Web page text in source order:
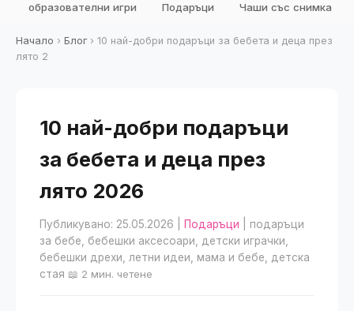
🔍 Намери продукт
🎁 Подарък
образователни игри Подаръци Чаши със снимка
Начало › Блог› 10 най-добри подаръци за бебета и деца през
лято 2
10 най-добри подаръци
за бебета и деца през
лято 2026
Публикувано: 25.05.2026 Подаръци | подаръци
за бебе, бебешки аксесоари, детски играчки,
бебешки дрехи, летни идеи, мама и бебе, детска
стая 📖 2 мин. четене